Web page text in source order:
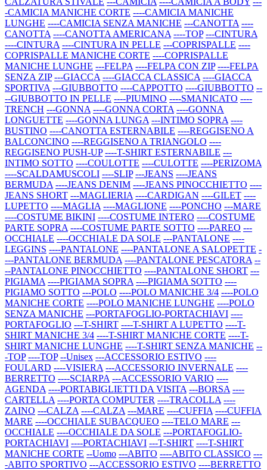
-CAMICIA MANICHE CORTE ----CAMICIA MANICHE
LUNGHE ----CAMICIA SENZA MANICHE ---CANOTTA ----
CANOTTA ----CANOTTA AMERICANA ----TOP ---CINTURA
----CINTURA ----CINTURA IN PELLE ---COPRISPALLE ----
COPRISPALLE MANICHE CORTE ----COPRISPALLE
MANICHE LUNGHE ---FELPA ----FELPA CON ZIP ----FELPA
SENZA ZIP ---GIACCA ----GIACCA CLASSICA ----GIACCA
SPORTIVA ---GIUBBOTTO ----CAPPOTTO ----GIUBBOTTO --
--GIUBBOTTO IN PELLE ----PIUMINO ----SMANICATO ----
TRENCH ---GONNA ----GONNA CORTA ----GONNA
LONGUETTE ----GONNA LUNGA ---INTIMO SOPRA ----
BUSTINO ----CANOTTA ESTERNABILE ----REGGISENO A
BALCONCINO ----REGGISENO A TRIANGOLO ----
REGGISENO PUSH-UP ----T-SHIRT ESTERNABILE ---
INTIMO SOTTO ----COULOTTE ----CULOTTE ----PERIZOMA
----SCALDAMUSCOLI ----SLIP ---JEANS ----JEANS
BERMUDA ----JEANS DENIM ----JEANS PINOCCHIETTO ----
JEANS SHORT ---MAGLIERIA ----CARDIGAN ----GILET ----
LUPETTO ----MAGLIA ----MAGLIONE ----PONCHO ---MARE
----COSTUME BIKINI ----COSTUME INTERO ----COSTUME
PARTE SOPRA ----COSTUME PARTE SOTTO ----PAREO ---
OCCHIALE ----OCCHIALE DA SOLE ---PANTALONE ----
LEGGINS ----PANTALONE ----PANTALONE A SALOPETTE -
---PANTALONE BERMUDA ----PANTALONE PESCATORA --
--PANTALONE PINOCCHIETTO ----PANTALONE SHORT ---
PIGIAMA ----PIGIAMA SOPRA ----PIGIAMA SOTTO ----
PIGIAMO SOTTO ---POLO ----POLO MANICHE 3/4 ----POLO
MANICHE CORTE ----POLO MANICHE LUNGHE ----POLO
SENZA MANICHE ---PORTAFOGLIO-PORTACHIAVI ----
PORTAFOGLIO ---T-SHIRT ----T-SHIRT A LUPETTO ----T-
SHIRT MANICHE 3/4 ----T-SHIRT MANICHE CORTE ----T-
SHIRT MANICHE LUNGHE ----T-SHIRT SENZA MANICHE --
-TOP ----TOP --Unisex ---ACCESSORIO ESTIVO ----
FOULARD ----VISIERA ---ACCESSORIO INVERNALE ----
BERRETTO ----SCIARPA ---ACCESSORIO VARIO ----
AGENDA ----PORTABIGLIETTI DA VISITA ---BORSA ----
CARTELLA ----PORTA COMPUTER ----TRACOLLA ----
ZAINO ---CALZA ----CALZA ---MARE ----CUFFIA ----CUFFIA
MARE ----OCCHIALE SUBACQUEO ----TELO MARE ---
OCCHIALE ----OCCHIALE DA SOLE ---PORTAFOGLIO-
PORTACHIAVI ----PORTACHIAVI ---T-SHIRT ----T-SHIRT
MANICHE CORTE --Uomo ---ABITO ----ABITO CLASSICO ---
-ABITO SPORTIVO ---ACCESSORIO ESTIVO ----BERRETTO